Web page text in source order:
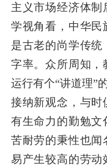
主义市场经济体
学视角看，中华民
是古老的尚学传统
字率。众所周知，
运行有个“讲道理”
接纳新观念，与时
有生命力的勤勉文
苦耐劳的秉性也闻
易产生较高的劳动